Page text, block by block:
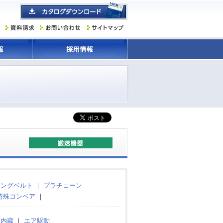
グベルト ｜ プラチェーン
殊コンベア ｜
蔵｜ エア駆動 ｜